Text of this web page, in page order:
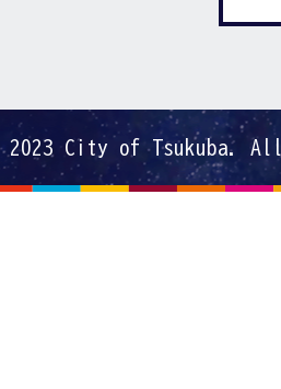
2023 City of Tsukuba.